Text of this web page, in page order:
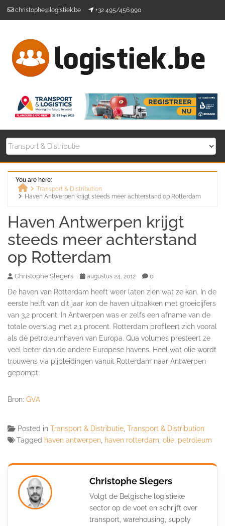
christophe@logistiek.be +32 495/456.990
You are here:
Home
Transport & Distribution
Haven Antwerpen krijgt steeds meer achterstand op Rotterdam
Haven Antwerpen krijgt
steeds meer achterstand
op Rotterdam
Christophe Slegers augustus 24, 2012 0
De haven van Rotterdam heeft weer laten zien wat ze kan. In de
eerste helft van dit jaar kon de haven uitpakken met groeicijfers
van 3,2 procent. In Antwerpen was er zelfs een afname van de
totale overslag met 2,1 procent. Rotterdam profileert zich vooral
als dé petroleumhaven van Europa. Qua volumes presteert ze
veel beter dan de andere Europese havens. Heel wat olie wordt
trouwens via pijpleidingen vanuit Rotterdam naar Antwerpen
gepompt.
Bron: GVA
Posted in Transport & Distributie Transport & Distribution
Tagged haven antwerpen haven rotterdam olie petroleum
Christophe Slegers
Volgt de Belgische logistieke
sector op de voet en schrijft over
transport, warehousing, supply